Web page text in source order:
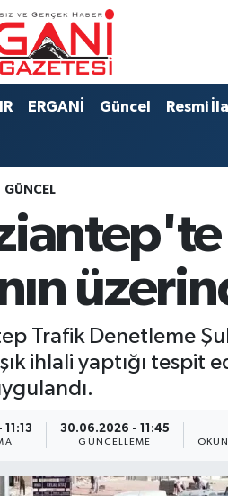
ERGANİ Güncel Resmi
GÜNCEL
Trafik Denetleme
ışık ihlali yaptığı
30.06.2026 - 11:45
GÜNCELLEME